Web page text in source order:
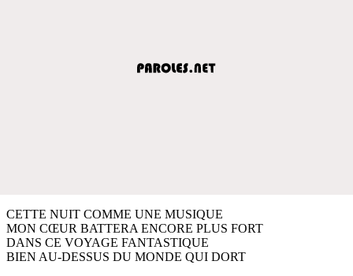
CETTE NUIT COMME UNE MUSIQUE
MON CŒUR BATTERA ENCORE PLUS FORT
DANS CE VOYAGE FANTASTIQUE
BIEN AU-DESSUS DU MONDE QUI DORT